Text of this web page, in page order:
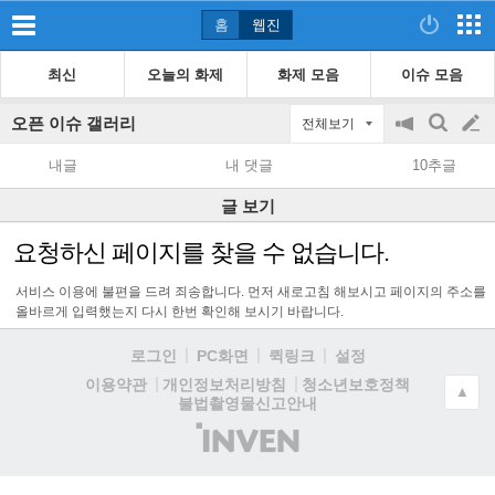
홈 웹진
최신 오늘의 화제 화제 모음 이슈 모음
오픈 이슈 갤러리 전체보기
공
지
on/off
검
색
글
쓰
기
내글 내 댓글 10추글
글 보기
요청하신 페이지를 찾을 수 없습니다.
서비스 이용에 불편을 드려 죄송합니다. 먼저 새로고침 해보시고 페이지의 주소를
올바르게 입력했는지 다시 한번 확인해 보시기 바랍니다.
로그인 PC화면 퀵링크
설정
이용약관
개인정보처리방침
청소년보호정책
불법촬영물신고안내
(주)
인
▲